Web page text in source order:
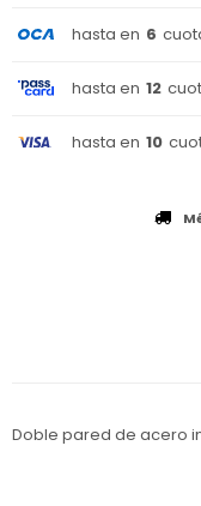
hasta en 6
hasta en 12
hasta en 10
Doble pared de acero